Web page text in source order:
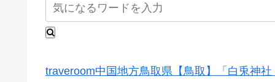
traveroom中国地方鳥取県 【鳥取】「白兎神